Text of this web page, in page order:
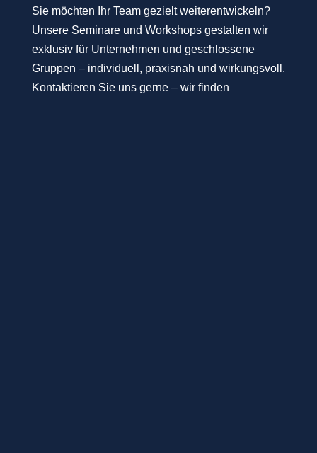
Sie möchten Ihr Team gezielt weiterentwickeln?
Unsere Seminare und Workshops gestalten wir
exklusiv für Unternehmen und geschlossene
Gruppen – individuell, praxisnah und wirkungsvoll.
Kontaktieren Sie uns gerne – wir finden